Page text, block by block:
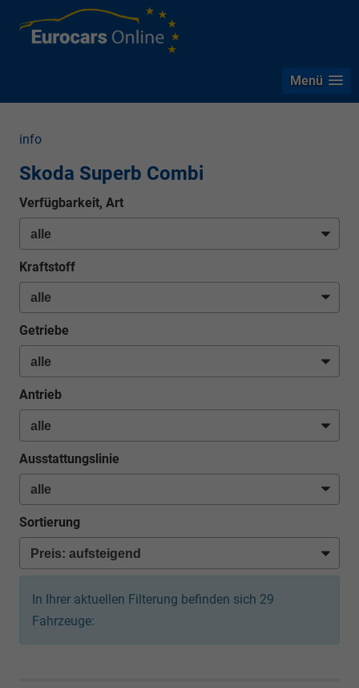
Menü
info
Skoda Superb Combi
Verfügbarkeit, Art
Kraftstoff
Getriebe
Antrieb
Ausstattungslinie
Sortierung
In Ihrer aktuellen Filterung befinden sich 29
Fahrzeuge: